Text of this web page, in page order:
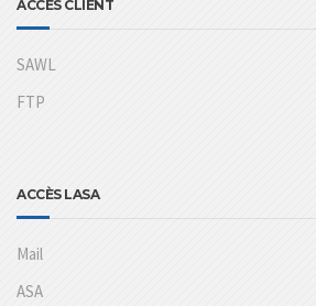
ACCÈS CLIENT
SAWL
FTP
ACCÈS LASA
Mail
ASA